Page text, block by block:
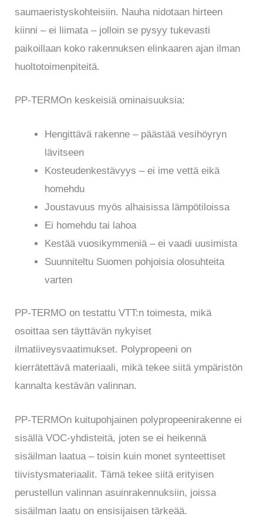
saumaeristyskohteisiin. Nauha nidotaan hirteen
kiinni – ei liimata – jolloin se pysyy tukevasti
paikoillaan koko rakennuksen elinkaaren ajan ilman
huoltotoimenpiteitä.
PP-TERMOn keskeisiä ominaisuuksia:
Hengittävä rakenne – päästää vesihöyryn
lävitseen
Kosteudenkestävyys – ei ime vettä eikä
homehdu
Joustavuus myös alhaisissa lämpötiloissa
Ei homehdu tai lahoa
Kestää vuosikymmeniä – ei vaadi uusimista
Suunniteltu Suomen pohjoisia olosuhteita
varten
PP-TERMO on testattu VTT:n toimesta, mikä
osoittaa sen täyttävän nykyiset
ilmatiiveysvaatimukset. Polypropeeni on
kierrätettävä materiaali, mikä tekee siitä ympäristön
kannalta kestävän valinnan.
PP-TERMOn kuitupohjainen polypropeenirakenne ei
sisällä VOC-yhdisteitä, joten se ei heikennä
sisäilman laatua – toisin kuin monet synteettiset
tiivistysmateriaalit. Tämä tekee siitä erityisen
perustellun valinnan asuinrakennuksiin, joissa
sisäilman laatu on ensisijaisen tärkeää.